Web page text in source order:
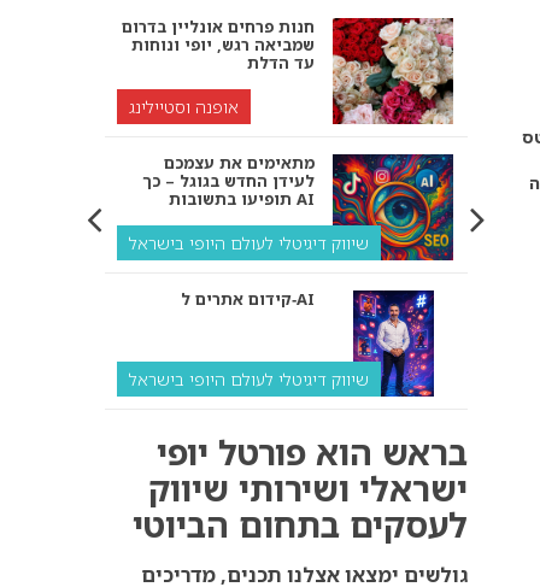
חנות פרחים אונליין בדרום
שמביאה רגש, יופי ונוחות
עד הדלת
אופנה וסטיילינג
מתאימים את עצמכם
לעידן החדש בגוגל – כך
תופיעו בתשובות AI
שיווק דיגיטלי לעולם היופי בישראל
קידום אתרים ל‑AI
שיווק דיגיטלי לעולם היופי בישראל
ולמה העסק שלך צריך
שיווק דיגיטלי לעסקים
קידום ל‑AI לעומת קידום
בראש הוא פורטל יופי
ישראלי ושירותי שיווק
לעסקים בתחום הביוטי
גולשים ימצאו אצלנו תכנים, מדריכים